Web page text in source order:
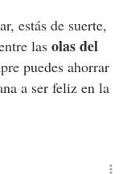
estás de suerte,
las olas del
puedes ahorrar
a ser feliz en la